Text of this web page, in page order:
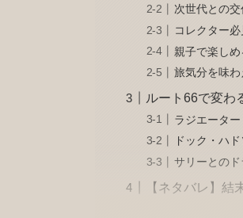
次世代との交
コレクター
親子で楽し
旅気分を味
ルート66で変わ
ラジエータ
ドック・ハ
サリーとの
【ネタバレ】